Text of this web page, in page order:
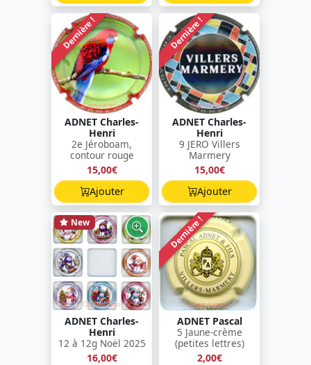
Dernière !
ADNET Charles-
Henri
2e Jéroboam,
contour rouge
15,00€
Ajouter
Dernière !
ADNET Charles-
Henri
9 JERO Villers
Marmery
15,00€
Ajouter
New
ADNET Charles-
Henri
12 à 12g Noël 2025
16,00€
Dernière !
ADNET Pascal
5 Jaune-crème
(petites lettres)
2,00€